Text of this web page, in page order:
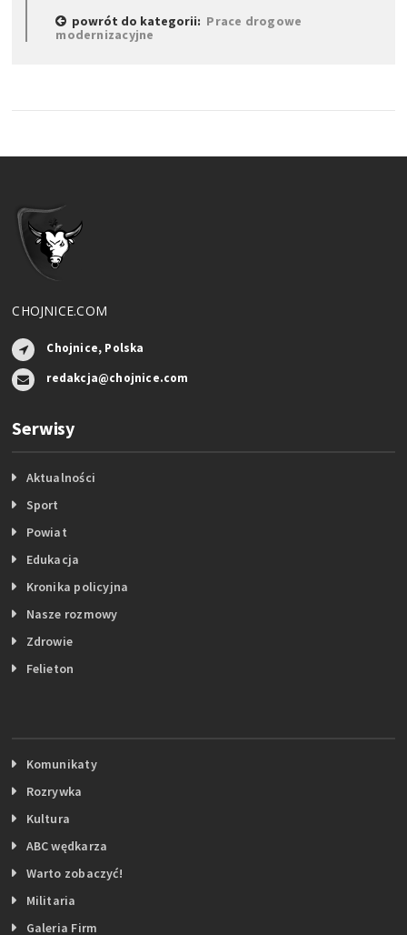
powrót do kategorii: Prace drogowe
modernizacyjne
CHOJNICE.COM
Chojnice, Polska
redakcja@chojnice.com
Serwisy
Aktualności
Sport
Powiat
Edukacja
Kronika policyjna
Nasze rozmowy
Zdrowie
Felieton
Komunikaty
Rozrywka
Kultura
ABC wędkarza
Warto zobaczyć!
Militaria
Galeria Firm